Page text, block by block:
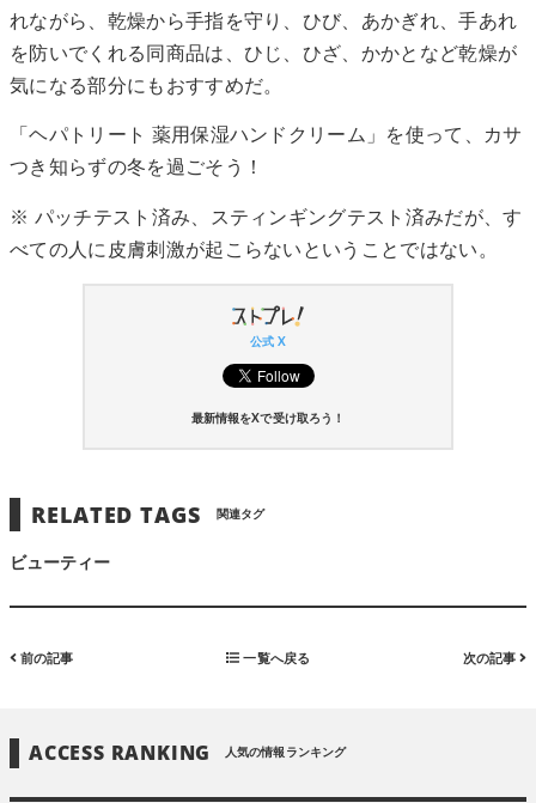
れながら、乾燥から手指を守り、ひび、あかぎれ、手あれ
を防いでくれる同商品は、ひじ、ひざ、かかとなど乾燥が
気になる部分にもおすすめだ。
「ヘパトリート 薬用保湿ハンドクリーム」を使って、カサ
つき知らずの冬を過ごそう！
※ パッチテスト済み、スティンギングテスト済みだが、す
べての人に皮膚刺激が起こらないということではない。
公式 X
最新情報をXで受け取ろう！
RELATED TAGS 関連タグ
ビューティー
前の記事 一覧へ戻る 次の記事
ACCESS RANKING 人気の情報ランキング